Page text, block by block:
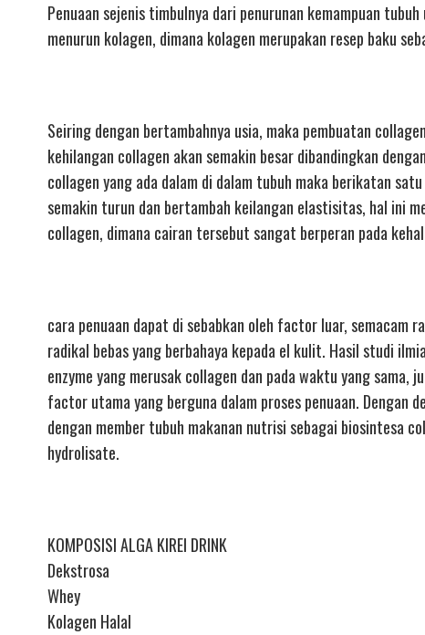
Penuaan sejenis timbulnya dari penurunan kemampuan
menurun kolagen, dimana kolagen merupakan resep baku
Seiring dengan bertambahnya usia, maka pembuatan
kehilangan collagen akan semakin besar dibandingkan
collagen yang ada dalam di dalam tubuh maka berikatan
semakin turun dan bertambah keilangan elastisitas, hal ini
collagen, dimana cairan tersebut sangat berperan pada
cara penuaan dapat di sebabkan oleh factor luar, semacam
radikal bebas yang berbahaya kepada el kulit. Hasil studi
enzyme yang merusak collagen dan pada waktu yang
factor utama yang berguna dalam proses penuaan. Dengan
dengan member tubuh makanan nutrisi sebagai biosintesa
hydrolisate.
KOMPOSISI ALGA KIREI DRINK
Dekstrosa
Whey
Kolagen Halal